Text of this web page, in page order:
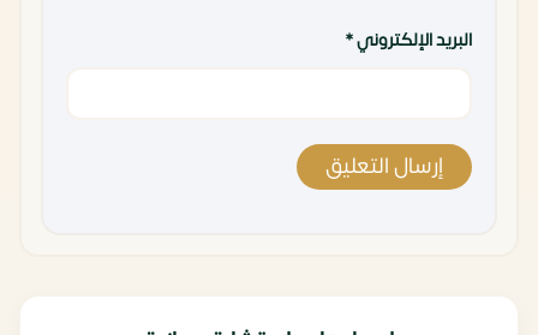
البريد الإلكتروني*